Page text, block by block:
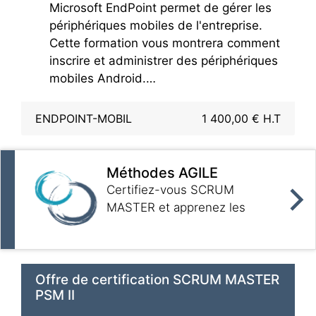
Microsoft EndPoint permet de gérer les
périphériques mobiles de l'entreprise.
Cette formation vous montrera comment
inscrire et administrer des périphériques
mobiles Android.
méthodes d'inscription et de
Vous mettrez en œuvre des stratégies
de configuration des applications, de
conformité et de sécurité.
Enfin vous serez en mesure de faire un
suivi du parc et d'analyser les logs pour
cette formation il est recommandé de
disposer d'un appareil Android que l'on
peut réinitialiser et connecter à un
ENDPOINT-MOBIL 1 400,00 € H.T
Méthodes AGILE
Certifiez-vous SCRUM
MASTER et apprenez les
Offre de certification SCRUM MASTER
PSM II